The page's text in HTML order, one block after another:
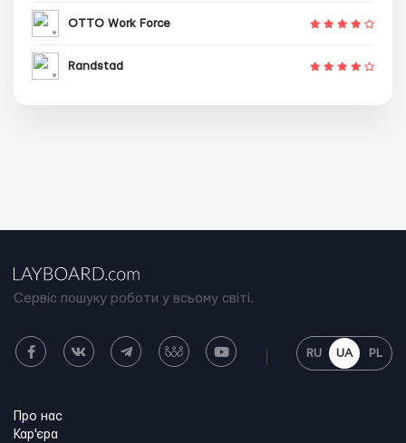
OTTO Work Force
Randstad
Сервіс пошуку роботи у всьому світі.
RU UA PL
Про нас
Кар'єра